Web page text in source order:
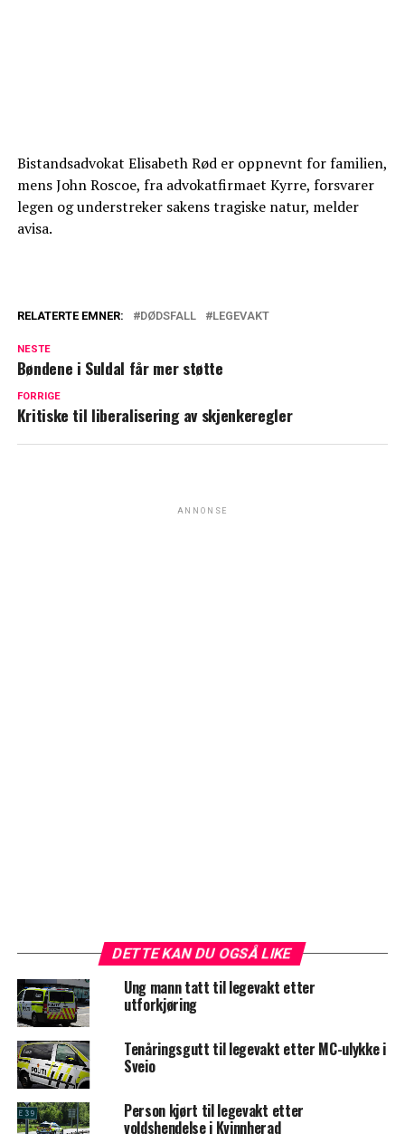
Bistandsadvokat Elisabeth Rød er oppnevnt for familien,
mens John Roscoe, fra advokatfirmaet Kyrre, forsvarer
legen og understreker sakens tragiske natur, melder
avisa.
RELATERTE EMNER: DØDSFALL LEGEVAKT
NESTE
Bøndene i Suldal får mer støtte
FORRIGE
Kritiske til liberalisering av skjenkeregler
ANNONSE
DETTE KAN DU OGSÅ LIKE
Ung mann tatt til legevakt etter
utforkjøring
Tenåringsgutt til legevakt etter MC-ulykke i
Sveio
Person kjørt til legevakt etter
voldshendelse i Kvinnherad